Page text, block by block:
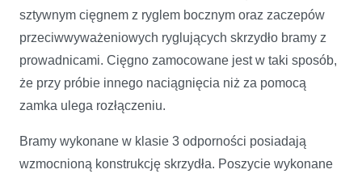
sztywnym cięgnem z ryglem bocznym oraz zaczepów
przeciwwyważeniowych ryglujących skrzydło bramy z
prowadnicami. Cięgno zamocowane jest w taki sposób,
że przy próbie innego naciągnięcia niż za pomocą
zamka ulega rozłączeniu.
Bramy wykonane w klasie 3 odporności posiadają
wzmocnioną konstrukcję skrzydła. Poszycie wykonane